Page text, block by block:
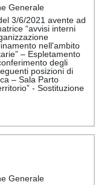
Generale
3/6/2021 avente ad
“avvisi interni
nell'ambito
– Espletamento
degli
posizioni di
– Sala Parto
- Sostituzione
Generale